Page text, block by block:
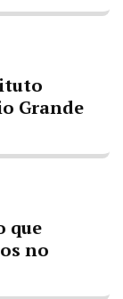
Grande
que
no